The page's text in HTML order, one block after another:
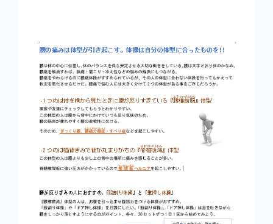
配置薬について
商品情報
健康情報
お問い合わせ